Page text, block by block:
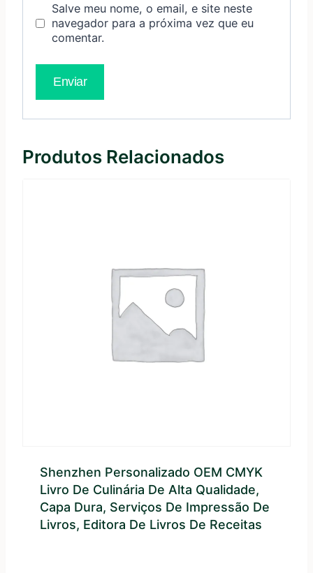
Salve meu nome, o email, e site neste
navegador para a próxima vez que eu
comentar.
Produtos Relacionados
Shenzhen Personalizado OEM CMYK
Livro De Culinária De Alta Qualidade,
Capa Dura, Serviços De Impressão De
Livros, Editora De Livros De Receitas